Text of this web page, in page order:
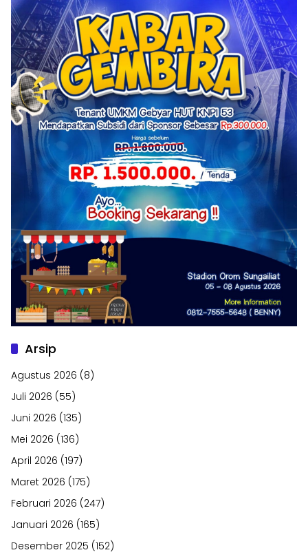
Arsip
Agustus 2026 (8)
Juli 2026 (55)
Juni 2026 (135)
Mei 2026 (136)
April 2026 (197)
Maret 2026 (175)
Februari 2026 (247)
Januari 2026 (165)
Desember 2025 (152)